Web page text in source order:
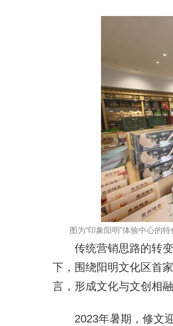
图为“印象阳明”体验中心的特
传统营销思路的转变
下，围绕阳明文化区首
言，形成文化与文创相
2023年暑期，修文迎